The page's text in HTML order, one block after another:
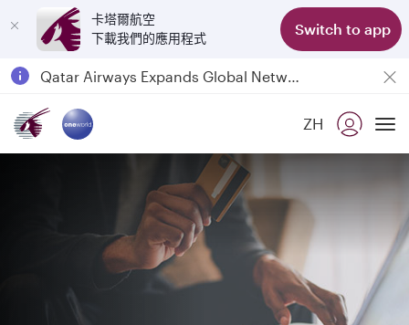
卡塔爾航空
下載我們的應用程式
Switch to app
6 August 2026: Qatar Airways flight resumption to Bahrain (BAH), Erbil (EBL), and Kuwait (KWI)
Qatar Airways Expands Global Network to over 160 Destinations
ZH